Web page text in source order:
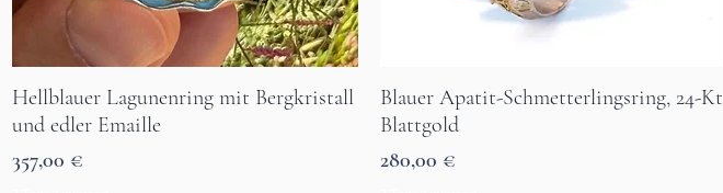
Aperçu rapide
Hellblauer Lagunenring mit Bergkristall
und edler Emaille
Prix
357,00 €
Aperçu rapide
Blauer Apatit-Schmetterlingsring, 24-Kt
Blattgold
Prix
280,00 €